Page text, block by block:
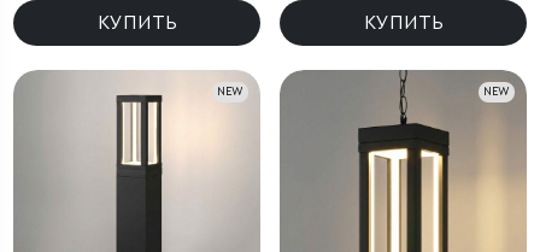
КУПИТЬ КУПИТЬ
NEW NEW